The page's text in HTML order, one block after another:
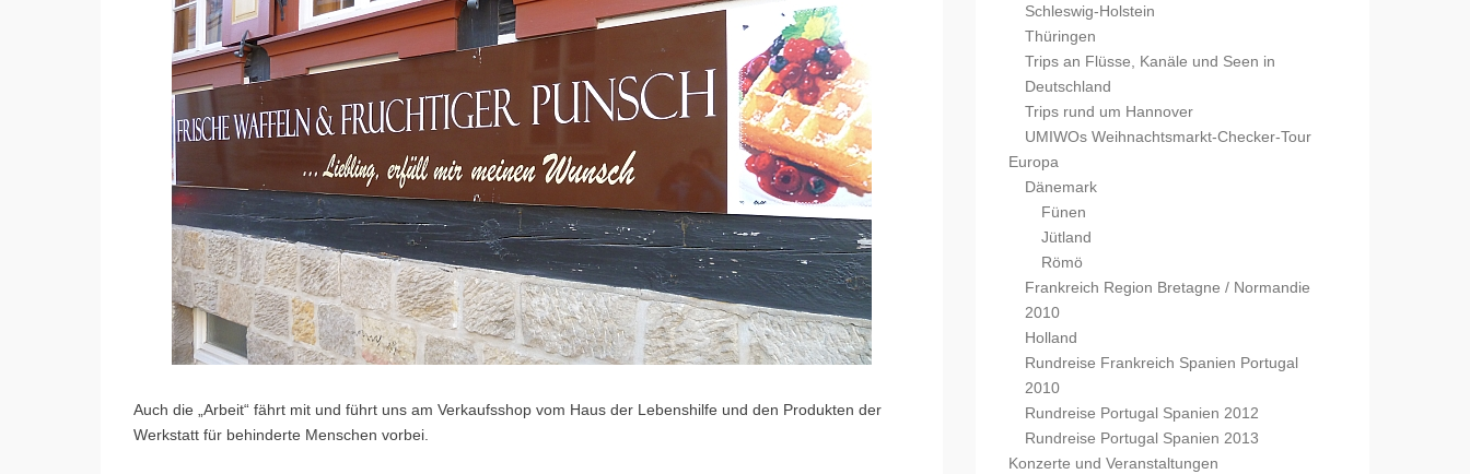
Auch die „Arbeit“ fährt mit und führt uns am Verkaufsshop vom Haus der Lebenshilfe und den Produkten der
Werkstatt für behinderte Menschen vorbei.
Schleswig-Holstein
Thüringen
Trips an Flüsse, Kanäle und Seen in
Deutschland
Trips rund um Hannover
UMIWOs Weihnachtsmarkt-Checker-Tour
Europa
Dänemark
Fünen
Jütland
Römö
Frankreich Region Bretagne / Normandie
2010
Holland
Rundreise Frankreich Spanien Portugal
2010
Rundreise Portugal Spanien 2012
Rundreise Portugal Spanien 2013
Konzerte und Veranstaltungen